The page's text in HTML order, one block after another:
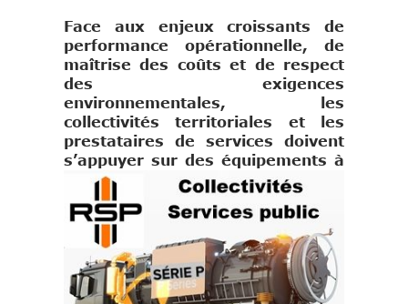
Face aux enjeux croissants de
performance opérationnelle, de
maîtrise des coûts et de respect
des exigences
environnementales, les
collectivités territoriales et les
prestataires de services doivent
s’appuyer sur des équipements à